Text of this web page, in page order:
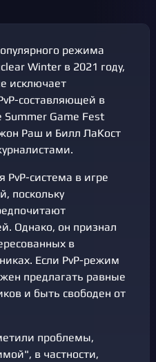
режима
Winter в 2021 году,
исключает
составляющей в
Game Fest
Раш и Билл ЛаКост
система в игре
поскольку
Однако, он признал
в
Если PvP-режим
предлагать равные
и быть свободен от
проблемы,
в частности,